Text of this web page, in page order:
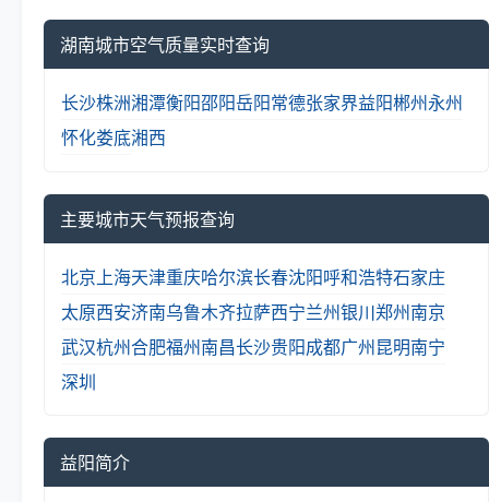
湖南城市空气质量实时查询
长沙株洲湘潭衡阳邵阳岳阳常德张家界益阳郴州永州
怀化娄底湘西
主要城市天气预报查询
北京 上海天津重庆哈尔滨长春沈阳呼和浩特石家庄
太原西安济南乌鲁木齐拉萨西宁兰州银川郑州南京
武汉杭州合肥福州南昌长沙贵阳成都广州昆明南宁
深圳
益阳简介